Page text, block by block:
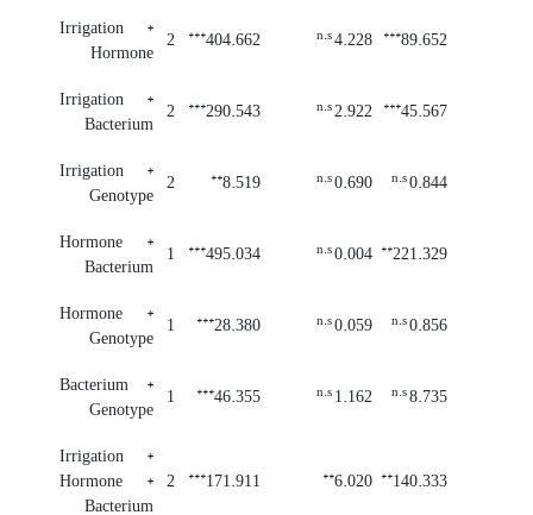
89.652
***
4.228
n.s
404.662
***
2
Irrigation *
Hormone
45.567
***
2.922
n.s
290.543
***
2
Irrigation *
Bacterium
0.844
n.s
0.690
n.s
8.519
**
2
Irrigation *
Genotype
221.329
**
0.004
n.s
495.034
***
1
Hormone *
Bacterium
0.856
n.s
0.059
n.s
28.380
***
1
Hormone *
Genotype
8.735
n.s
1.162
n.s
46.355
***
1
Bacterium *
Genotype
140.333
**
6.020
**
171.911
***
2
Irrigation *
Hormone *
Bacterium